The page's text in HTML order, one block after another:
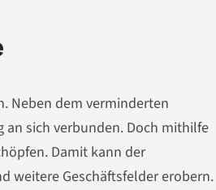
Neben dem verminderten
an sich verbunden. Doch mithilfe
Damit kann der
weitere Geschäftsfelder erobern.